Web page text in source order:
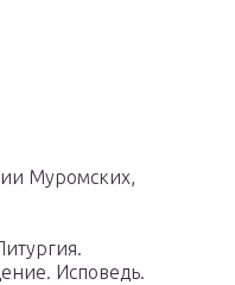
Муромских,
Исповедь.